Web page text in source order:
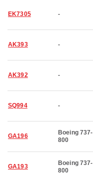
EK7305 -
AK393 -
AK392 -
SQ994 -
GA196
Boeing 737-
800
GA193
Boeing 737-
800